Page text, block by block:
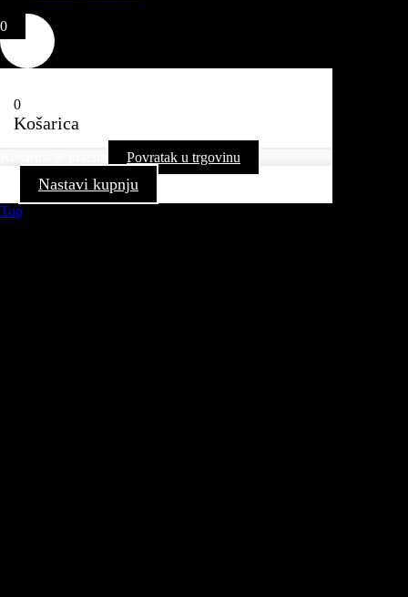
0
0
Košarica
Povratak u trgovinu
Nastavi kupnju
Top